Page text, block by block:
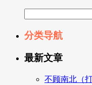
分类导航
最新文章
不顾南北（